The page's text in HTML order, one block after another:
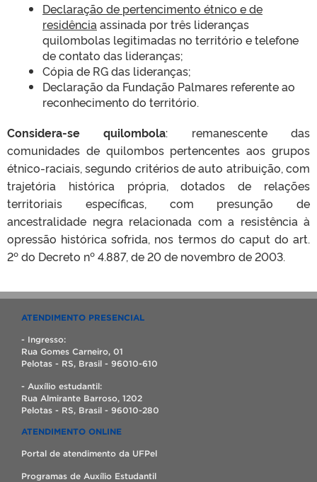
Declaração de pertencimento étnico e de
residência assinada por três lideranças
quilombolas legitimadas no território e telefone
de contato das lideranças;
Cópia de RG das lideranças;
Declaração da Fundação Palmares referente ao
reconhecimento do território.
Considera-se quilombola: remanescente das
comunidades de quilombos pertencentes aos grupos
étnico-raciais, segundo critérios de auto atribuição, com
trajetória histórica própria, dotados de relações
territoriais específicas, com presunção de
ancestralidade negra relacionada com a resistência à
opressão histórica sofrida, nos termos do caput do art.
2º do Decreto nº 4.887, de 20 de novembro de 2003.
ATENDIMENTO PRESENCIAL
- Ingresso:
Rua Gomes Carneiro, 01
Pelotas - RS, Brasil - 96010-610
- Auxílio estudantil:
Rua Almirante Barroso, 1202
Pelotas - RS, Brasil - 96010-280
ATENDIMENTO ONLINE
Portal de atendimento da UFPel
Programas de Auxílio Estudantil